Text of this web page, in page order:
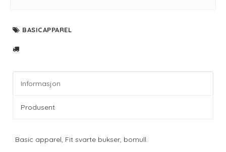
BASICAPPAREL
Informasjon
Produsent
Basic apparel, Fit svarte bukser, bomull.